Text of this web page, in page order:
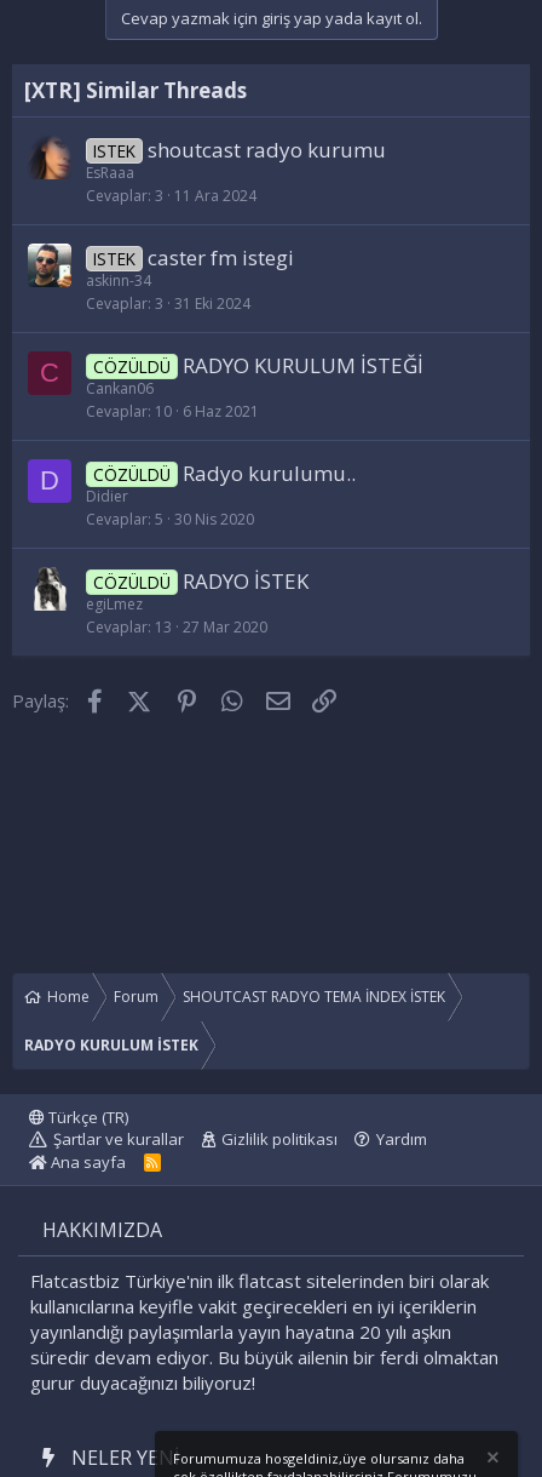
Cevap yazmak için giriş yap yada kayıt ol.
[XTR] Similar Threads
ISTEK shoutcast radyo kurumu
EsRaaa
Cevaplar 3 11 Ara 2024
ISTEK caster fm istegi
askinn-34
Cevaplar 3 31 Eki 2024
C CÖZÜLDÜ RADYO KURULUM İSTEĞİ
Cankan06
Cevaplar 10 6 Haz 2021
D CÖZÜLDÜ Radyo kurulumu..
Didier
Cevaplar 5 30 Nis 2020
CÖZÜLDÜ RADYO İSTEK
egiLmez
Cevaplar 13 27 Mar 2020
Paylaş: FacebookX (Twitter)PinterestWhatsApp
E-posta
Home Forum SHOUTCAST RADYO TEMA İNDEX İSTEK
RADYO KURULUM İSTEK
Türkçe (TR)
Şartlar ve kurallar
Gizlilik politikası
Yardım
Ana sayfa
R
HAKKIMIZDA
Flatcastbiz Türkiye'nin ilk flatcast sitelerinden biri olarak
kullanıcılarına keyifle vakit geçirecekleri en iyi içeriklerin
yayınlandığı paylaşımlarla yayın hayatına 20 yılı aşkın
süredir devam ediyor. Bu büyük ailenin bir ferdi olmaktan
gurur duyacağınızı biliyoruz!
NELER YENIForumumuza hosgeldiniz,üye olursanız daha